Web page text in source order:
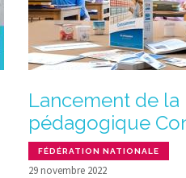
Lancement de la
pédagogique
FÉDÉRATION NATIONALE
29 novembre 2022